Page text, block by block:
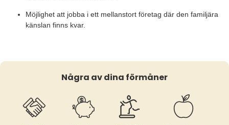
Möjlighet att jobba i ett mellanstort företag där den familjära
känslan finns kvar.
Några av dina förmåner